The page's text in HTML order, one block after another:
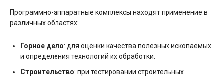
Программно-аппаратные комплексы находят применение в
различных областях:
Горное дело: для оценки качества полезных ископаемых
и определения технологий их обработки.
Строительство: при тестировании строительных